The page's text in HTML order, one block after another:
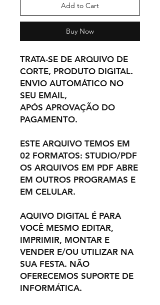
Add to Cart
Buy Now
TRATA-SE DE ARQUIVO DE
CORTE, PRODUTO DIGITAL.
ENVIO AUTOMÁTICO NO
SEU EMAIL,
APÓS APROVAÇÃO DO
PAGAMENTO.
ESTE ARQUIVO TEMOS EM
02 FORMATOS: STUDIO/PDF
OS ARQUIVOS EM PDF ABRE
EM OUTROS PROGRAMAS E
EM CELULAR.
AQUIVO DIGITAL É PARA
VOCÊ MESMO EDITAR,
IMPRIMIR, MONTAR E
VENDER E/OU UTILIZAR NA
SUA FESTA. NÃO
OFERECEMOS SUPORTE DE
INFORMÁTICA.